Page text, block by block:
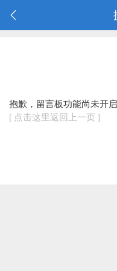
抱歉，留言板功能尚未开启
[ 点击这里返回上一页 ]